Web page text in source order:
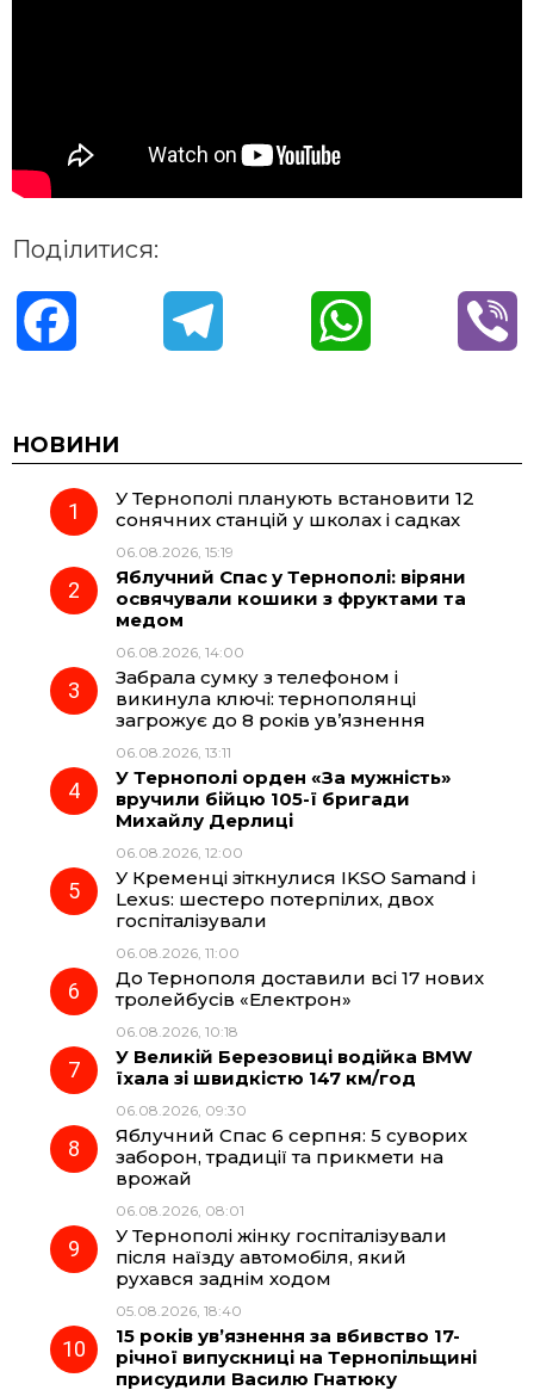
Поділитися:
c
e
o
o
e
g
a
t
p
НОВИНИ
У Тернополі планують встановити 12
сонячних станцій у школах і садках
06.08.2026, 15:19
Яблучний Спас у Тернополі: віряни
освячували кошики з фруктами та
медом
06.08.2026, 14:00
Забрала сумку з телефоном і
викинула ключі: тернополянці
загрожує до 8 років ув’язнення
06.08.2026, 13:11
У Тернополі орден «За мужність»
вручили бійцю 105-ї бригади
Михайлу Дерлиці
06.08.2026, 12:00
У Кременці зіткнулися IKSO Samand і
Lexus: шестеро потерпілих, двох
госпіталізували
06.08.2026, 11:00
До Тернополя доставили всі 17 нових
тролейбусів «Електрон»
06.08.2026, 10:18
У Великій Березовиці водійка BMW
їхала зі швидкістю 147 км/год
06.08.2026, 09:30
Яблучний Спас 6 серпня: 5 суворих
заборон, традиції та прикмети на
врожай
06.08.2026, 08:01
У Тернополі жінку госпіталізували
після наїзду автомобіля, який
рухався заднім ходом
05.08.2026, 18:40
15 років ув’язнення за вбивство 17-
річної випускниці на Тернопільщині
присудили Василю Гнатюку